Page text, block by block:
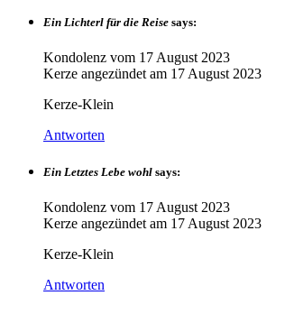
Ein Lichterl für die Reise says:
Kondolenz vom 17 August 2023
Kerze angezündet am 17 August 2023
Kerze-Klein
Antworten
Ein Letztes Lebe wohl says:
Kondolenz vom 17 August 2023
Kerze angezündet am 17 August 2023
Kerze-Klein
Antworten